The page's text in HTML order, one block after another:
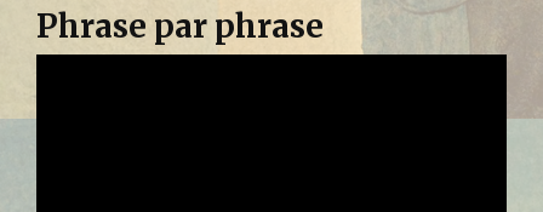
Phrase par phrase